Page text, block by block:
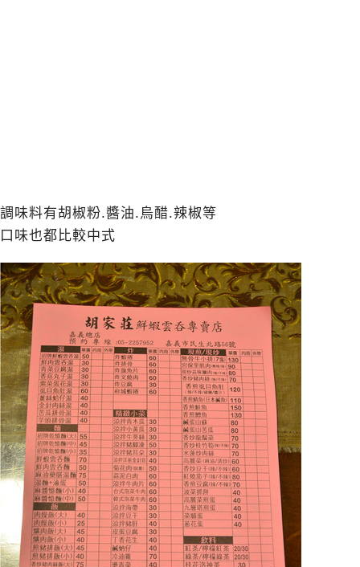
調味料有胡椒粉.醬油.烏醋.辣椒等
口味也都比較中式